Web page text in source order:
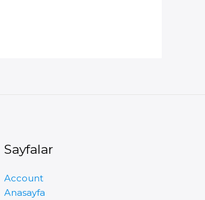
Sayfalar
Account
Anasayfa